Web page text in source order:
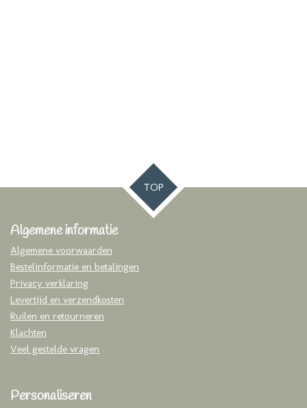
TOP
Algemene informatie
Algemene voorwaarden
Bestelinformatie en betalingen
Privacy verklaring
Levertijd en verzendkosten
Ruilen en retourneren
Klachten
Veel gestelde vragen
Personaliseren